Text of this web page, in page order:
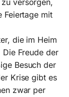
versorgen,
Feiertage mit
die im Heim
Freude der
Besuch der
Krise gibt es
zwar per